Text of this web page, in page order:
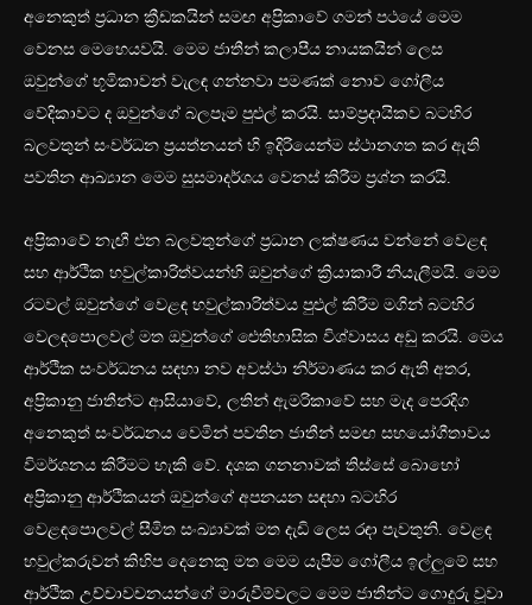
අනෙකුත් ප්‍රධාන ක්‍රීඩකයින් සමඟ අප්‍රිකාවේ ගමන් පථයේ මෙම
වෙනස මෙහෙයවයි. මෙම ජාතීන් කලාපීය නායකයින් ලෙස
ඔවුන්ගේ භූමිකාවන් වැලඳ ගන්නවා පමණක් නොව ගෝලීය
වේදිකාවට ද ඔවුන්ගේ බලපෑම පුළුල් කරයි. සාම්ප්‍රදායිකව බටහිර
බලවතුන් සංවර්ධන ප්‍රයත්නයන් හි ඉදිරියෙන්ම ස්ථානගත කර ඇති
පවතින ආඛ්‍යාන මෙම සුසමාදර්ශය වෙනස් කිරීම ප්‍රශ්න කරයි.
අප්‍රිකාවේ නැඟී එන බලවතුන්ගේ ප්‍රධාන ලක්ෂණය වන්නේ වෙළඳ
සහ ආර්ථික හවුල්කාරිත්වයන්හි ඔවුන්ගේ ක්‍රියාකාරී නියැලීමයි. මෙම
රටවල් ඔවුන්ගේ වෙළඳ හවුල්කාරිත්වය පුළුල් කිරීම මගින් බටහිර
වෙලඳපොලවල් මත ඔවුන්ගේ ඓතිහාසික විශ්වාසය අඩු කරයි. මෙය
ආර්ථික සංවර්ධනය සඳහා නව අවස්ථා නිර්මාණය කර ඇති අතර,
අප්‍රිකානු ජාතීන්ට ආසියාවේ, ලතින් ඇමරිකාවේ සහ මැද පෙරදිග
අනෙකුත් සංවර්ධනය වෙමින් පවතින ජාතීන් සමඟ සහයෝගීතාවය
විමර්ශනය කිරීමට හැකි වේ. දශක ගනනාවක් තිස්සේ බොහෝ
අප්‍රිකානු ආර්ථිකයන් ඔවුන්ගේ අපනයන සඳහා බටහිර
වෙළඳපොලවල් සීමිත සංඛ්‍යාවක් මත දැඩි ලෙස රඳා පැවතුනි. වෙළඳ
හවුල්කරුවන් කිහිප දෙනෙකු මත මෙම යැපීම ගෝලීය ඉල්ලුමේ සහ
ආර්ථික උච්චාවචනයන්ගේ මාරුවීම්වලට මෙම ජාතීන්ට ගොදුරු වූවා